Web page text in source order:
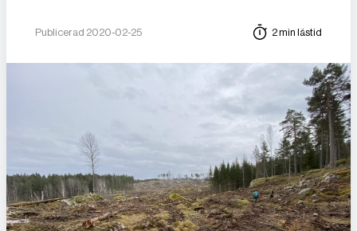
Publicerad 2020-02-25 2 min lästid